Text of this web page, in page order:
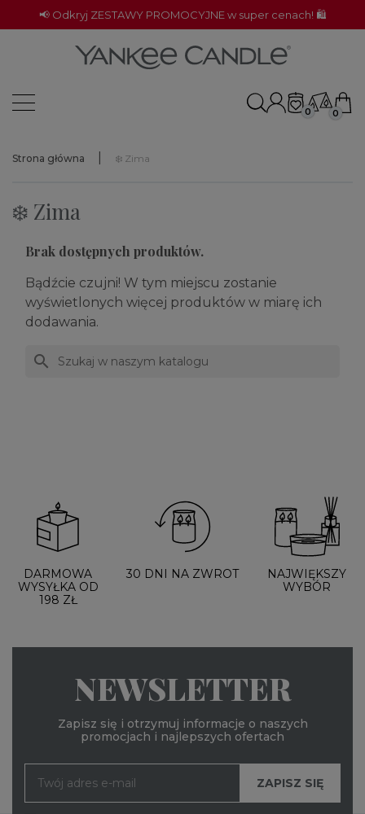
📢 Odkryj ZESTAWY PROMOCYJNE w super cenach! 🛍️
0 0
Strona główna ❄️ Zima
❄️ Zima
Brak dostępnych produktów.
Bądźcie czujni! W tym miejscu zostanie
wyświetlonych więcej produktów w miarę ich
dodawania.
search
DARMOWA
WYSYŁKA OD
198 ZŁ
30 DNI NA ZWROT
NAJWIĘKSZY
WYBÓR
NEWSLETTER
Zapisz się i otrzymuj informacje o naszych
promocjach i najlepszych ofertach